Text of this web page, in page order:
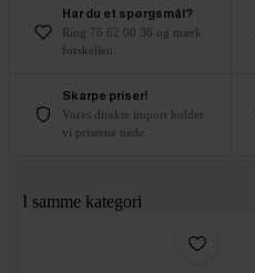
Har du et spørgsmål?
Ring 76 62 00 36 og mærk
forskellen.
Skarpe priser!
Vores direkte import holder
vi priserne nede.
I samme kategori